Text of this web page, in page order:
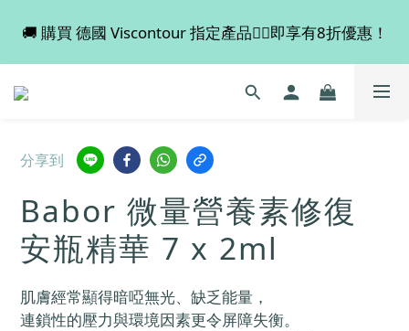
💡 全店滿 $600 免運費，買多件更抵！
🚚 購買 德國 Viscontour 指定產品👉🏻即享有8折優惠！
📢📢📢 Miss Fabulous 8月暫停德國代購服務，於9月
💡 全店滿 $600 免運費，買多件更抵！
分享到
Babor 微量營養素修復
安瓶精華 7 x 2ml
肌膚經常顯得暗啞無光、缺乏能量，
連鎖性的壓力與環境因素更令屏障失衡。